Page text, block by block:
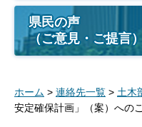
県民の声
（ご意見・ご提言）
ホーム > 連絡先一覧 > 土木
安定確保計画」（案）への